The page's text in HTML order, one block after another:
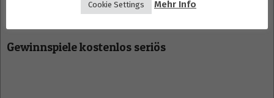
Gewinnspiele kostenlos seriös
Cookie Settings Mehr Info